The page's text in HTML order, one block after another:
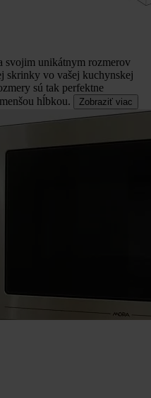
svojim unikátnym rozmerov
skrinky vo vašej kuchynskej
sú tak perfektne
hĺbkou.
Zobraziť viac